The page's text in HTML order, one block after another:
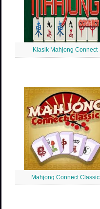
Klasik Mahjong Connect
Mahjong Connect Classic